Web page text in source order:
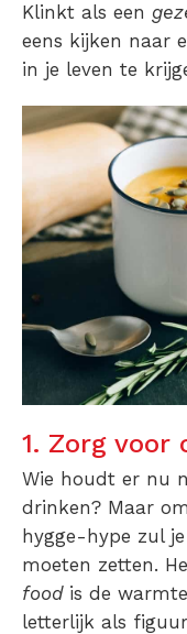
Klinkt als een
eens kijken naar
in je leven te
1. Zorg voor
Wie houdt er nu
drinken? Maar
hygge-hype zul
moeten zetten.
foodis de
letterlijk als